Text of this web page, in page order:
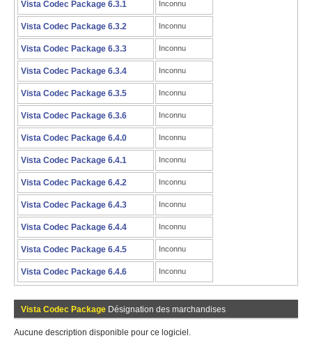
Vista Codec Package 6.3.1 Inconnu
Vista Codec Package 6.3.2 Inconnu
Vista Codec Package 6.3.3 Inconnu
Vista Codec Package 6.3.4 Inconnu
Vista Codec Package 6.3.5 Inconnu
Vista Codec Package 6.3.6 Inconnu
Vista Codec Package 6.4.0 Inconnu
Vista Codec Package 6.4.1 Inconnu
Vista Codec Package 6.4.2 Inconnu
Vista Codec Package 6.4.3 Inconnu
Vista Codec Package 6.4.4 Inconnu
Vista Codec Package 6.4.5 Inconnu
Vista Codec Package 6.4.6 Inconnu
Vista Codec Package Désignation des marchandises
Aucune description disponible pour ce logiciel.